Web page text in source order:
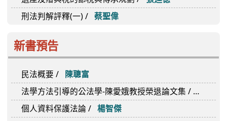
數位社會的智慧治理 / 李建良 主編
沃土模式的雙語教學：國民小學教案實例與分析 /
宗教法體系(一)——政教關係篇 / 陳清秀、釋法藏 主編
商業保險的發展及前景——少子老齡化環境下(簡體版)(電子版) /
由法院判決看透促進民間參與公共建設法 / 陳錦芳 主編
勞動事件法概要：案例式探討 /